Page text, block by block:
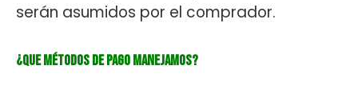
serán asumidos por el comprador.
¿Que métodos de pago manejamos?